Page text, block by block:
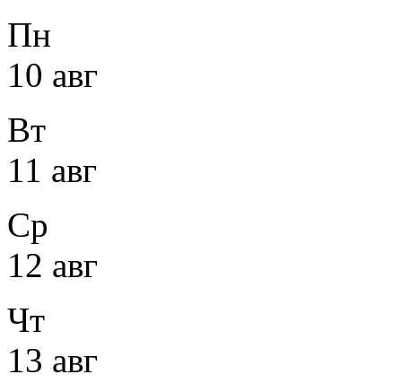
Пн
10 авг
Вт
11 авг
Ср
12 авг
Чт
13 авг